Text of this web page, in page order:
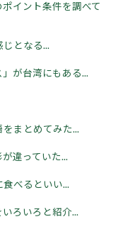
イント条件を調べて
となる...
が台湾にもある...
まとめてみた...
違っていた...
べるといい...
ろいろと紹介...